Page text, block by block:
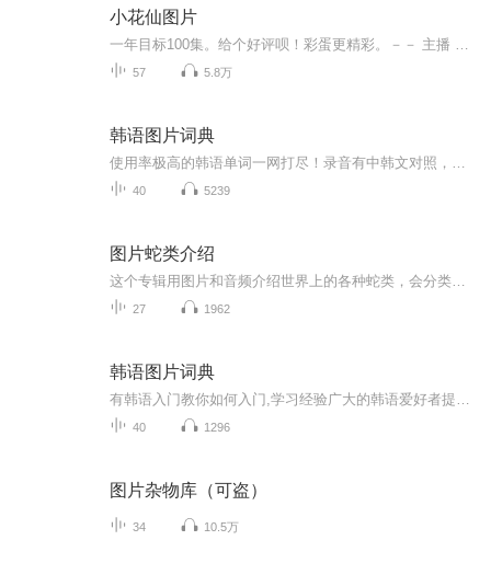
小花仙图片
57 5.8万
韩语图片词典
40 5239
图片蛇类介绍
27 1962
韩语图片词典
40 1296
图片杂物库（可盗）
34 10.5万